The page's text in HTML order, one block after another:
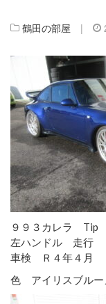
鶴田の部屋 |
９９３カレラ Tip
左ハンドル 走行
車検 Ｒ４年４
色 アイリスブ